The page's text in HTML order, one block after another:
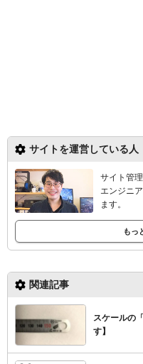
関連記事
スケールの
す】
サイトを運営している人
サイト管
エンジニ
ます。
もっ